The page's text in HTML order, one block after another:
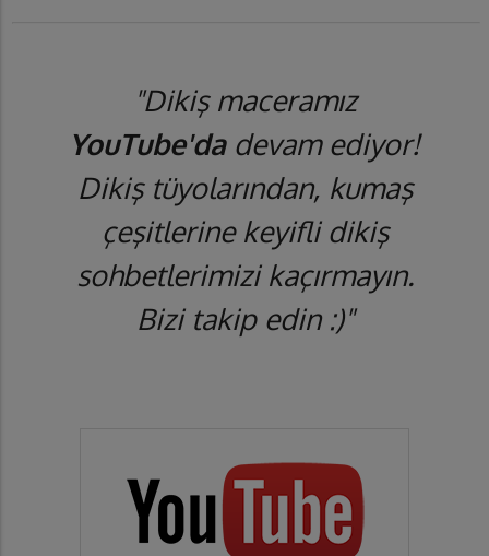
"Dikiş maceramız
YouTube'dadevam ediyor!
Dikiş tüyolarından, kumaş
çeşitlerine keyifli dikiş
sohbetlerimizi kaçırmayın.
Bizi takip edin :)"